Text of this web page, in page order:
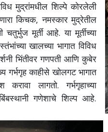
मुद्रांमधील शिल्पे कोरलेली
किचक, नमस्कार मुद्रेतील
मूर्ती आहे. या मूर्तीच्या
खालच्या भागात विविध
भिंतीवर गणपती आणि कुबेर
गर्भगृह काहीसे खोलगट भागात
करावा लागतो.गर्भगृहाच्या
गणेशाचे शिल्प आहे.